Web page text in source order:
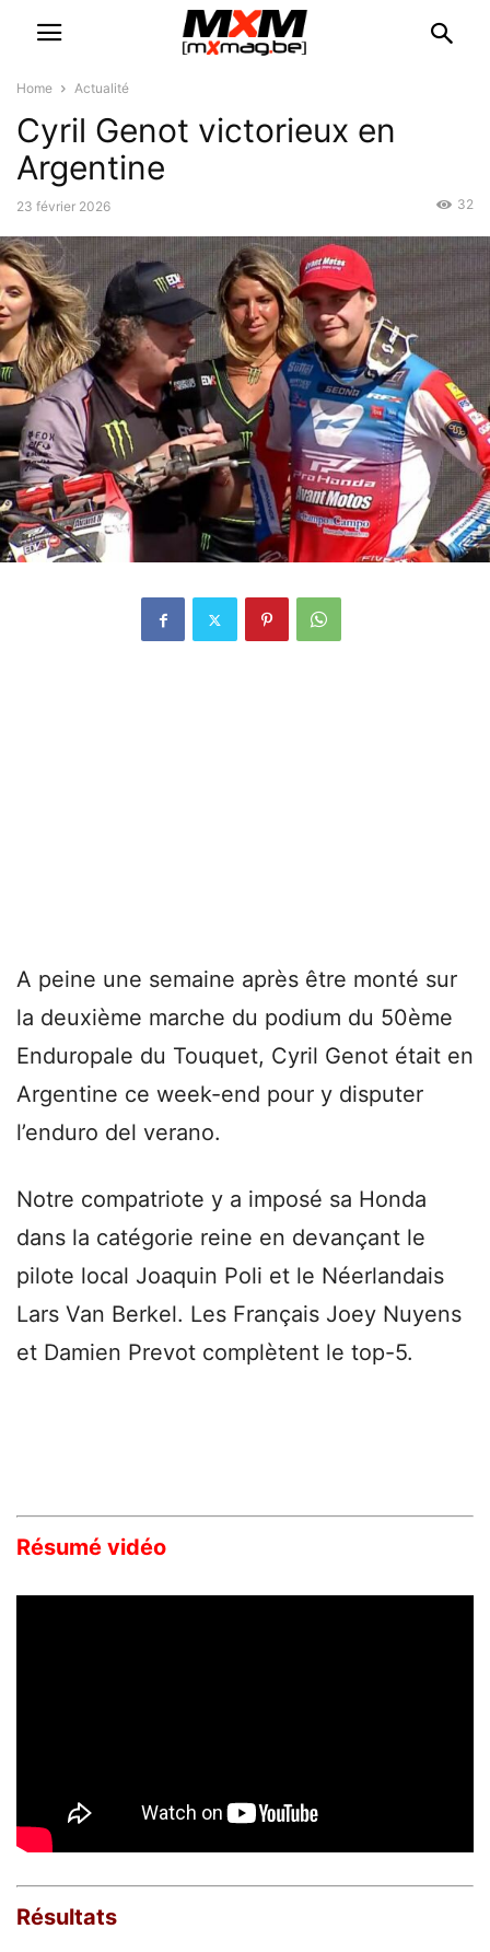
Home Actualité
Cyril Genot victorieux en
Argentine
23 février 2026 32
A peine une semaine après être monté sur
la deuxième marche du podium du 50ème
Enduropale du Touquet, Cyril Genot était en
Argentine ce week-end pour y disputer
l’enduro del verano.
Notre compatriote y a imposé sa Honda
dans la catégorie reine en devançant le
pilote local Joaquin Poli et le Néerlandais
Lars Van Berkel. Les Français Joey Nuyens
et Damien Prevot complètent le top-5.
Résumé vidéo
Résultats